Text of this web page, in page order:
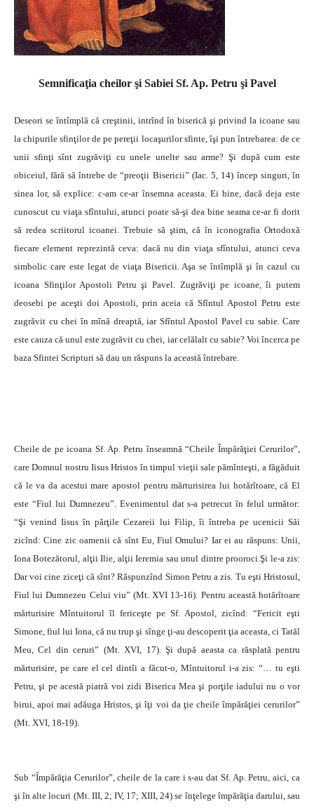
Semnificaţia cheilor şi Sabiei Sf. Ap. Petru şi Pavel
Deseori se întîmplă că creştinii, intrînd în biserică şi privind la icoane sau
la chipurile sfinţilor de pe pereţii locaşurilor sfinte, îşi pun întrebarea: de ce
unii sfinţi sînt zugrăviţi cu unele unelte sau arme? Şi după cum este
obiceiul, fără să întrebe de “preoţii Bisericii” (Iac. 5, 14) încep singuri, în
sinea lor, să explice: c-am ce-ar însemna aceasta. Ei bine, dacă deja este
cunoscut cu viaţa sfîntului, atunci poate să-şi dea bine seama ce-ar fi dorit
să redea scriitorul icoanei. Trebuie să ştim, că în iconografia Ortodoxă
fiecare element reprezintă ceva: dacă nu din viaţa sfîntului, atunci ceva
simbolic care este legat de viaţa Bisericii. Aşa se întîmplă şi în cazul cu
icoana Sfinţilor Apostoli Petru şi Pavel. Zugrăviţi pe icoane, îi putem
deosebi pe aceşti doi Apostoli, prin aceia că Sfîntul Apostol Petru este
zugrăvit cu chei în mînă dreaptă, iar Sfîntul Apostol Pavel cu sabie. Care
este cauza că unul este zugrăvit cu chei, iar celălalt cu sabie? Voi încerca pe
baza Sfintei Scripturi să dau un răspuns la această întrebare.
Cheile de pe icoana Sf. Ap. Petru înseamnă “Cheile Împărăţiei Cerurilor”,
care Domnul nostru Iisus Hristos în timpul vieţii sale pămînteşti, a făgăduit
că le va da acestui mare apostol pentru mărturisirea lui hotărîtoare, că El
este “Fiul lui Dumnezeu”. Evenimentul dat s-a petrecut în felul următor:
“Şi venind Iisus în părţile Cezareii lui Filip, îi întreba pe ucenicii Săi
zicînd: Cine zic oamenii că sînt Eu, Fiul Omului? Iar ei au răspuns: Unii,
Iona Botezătorul, alţii Ilie, alţii Ieremia sau unul dintre prooroci.Şi le-a zis:
Dar voi cine ziceţi că sînt? Răspunzînd Simon Petru a zis. Tu eşti Hristosul,
Fiul lui Dumnezeu Celui viu” (Mt. XVI 13-16). Pentru această hotărîtoare
mărturisire Mîntuitorul îl fericeşte pe Sf. Apostol, zicînd: “Fericit eşti
Simone, fiul lui Iona, că nu trup şi sînge ţi-au descoperit ţia aceasta, ci Tatăl
Meu, Cel din ceruri” (Mt. XVI, 17). Şi după aeasta ca răsplată pentru
mărturisire, pe care el cel dintîi a făcut-o, Mîntuitorul i-a zis: “… tu eşti
Petru, şi pe acestă piatră voi zidi Biserica Mea şi porţile iadului nu o vor
birui, apoi mai adăuga Hristos, şi îţi voi da ţie cheile împărăţiei cerurilor”
(Mt. XVI, 18-19).
Sub “Împărăţia Cerurilor”, cheile de la care i s-au dat Sf. Ap. Petru, aici, ca
şi în alte locuri (Mt. III, 2; IV, 17; XIII, 24) se înţelege împărăţia darului, sau